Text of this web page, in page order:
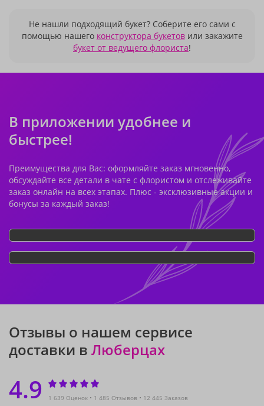
Не нашли подходящий букет? Соберите его сами с
помощью нашего конструктора букетовили закажите
букет от ведущего флориста!
В приложении удобнее и
быстрее!
Преимущества для Вас: оформляйте заказ мгновенно,
обсуждайте все детали в чате с флористом и отслеживайте
заказ онлайн на всех этапах. Плюс - эксклюзивные акции и
бонусы за каждый заказ!
Отзывы о нашем сервисе
доставки в Люберцах
4.9 1 639 Оценок 1 485 Отзывов 12 445 Заказов